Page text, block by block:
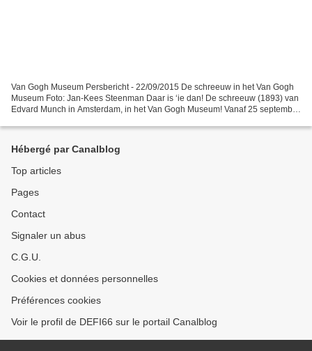
Van Gogh Museum Persbericht - 22/09/2015 De schreeuw in het Van Gogh
Museum Foto: Jan-Kees Steenman Daar is ‘ie dan! De schreeuw (1893) van
Edvard Munch in Amsterdam, in het Van Gogh Museum! Vanaf 25 september
Hébergé par Canalblog
Top articles
Pages
Contact
Signaler un abus
C.G.U.
Cookies et données personnelles
Préférences cookies
Voir le profil de DEFI66 sur le portail Canalblog